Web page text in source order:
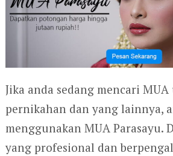
Jika anda sedang mencari
pernikahan dan yang lainnya,
menggunakan MUA Parasayu.
yang profesional dan